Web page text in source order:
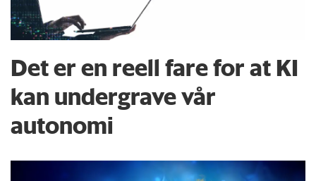
Det er en reell fare for at KI
kan undergrave vår
autonomi